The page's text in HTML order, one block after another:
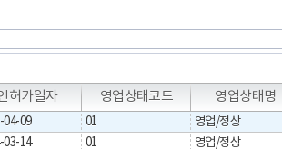
허가일자 영업상태코드 영업상태명
04-09 01 영업/정상
03-14 01 영업/정상